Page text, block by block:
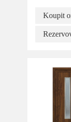
Koupit